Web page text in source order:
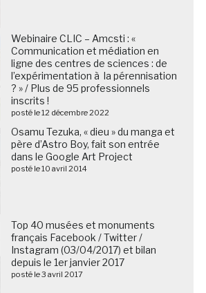
Webinaire CLIC – Amcsti : «
Communication et médiation en
ligne des centres de sciences : de
l’expérimentation à la pérennisation
? » / Plus de 95 professionnels
inscrits !
posté le 12 décembre 2022
Osamu Tezuka, « dieu » du manga et
père d’Astro Boy, fait son entrée
dans le Google Art Project
posté le 10 avril 2014
Top 40 musées et monuments
français Facebook / Twitter /
Instagram (03/04/2017) et bilan
depuis le 1er janvier 2017
posté le 3 avril 2017